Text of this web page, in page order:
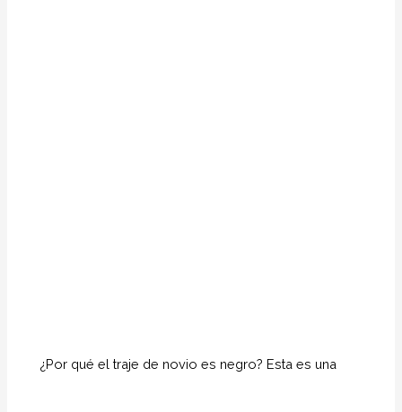
¿Por qué el traje de novio es negro? Esta es una